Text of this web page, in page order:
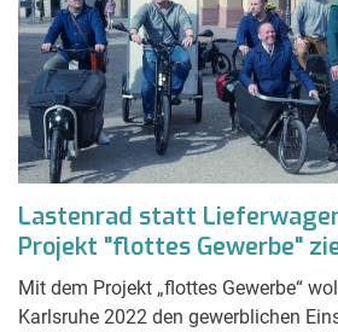
Lastenrad statt
Projekt "flottes Gewerbe"
Mit dem Projekt „flottes Gewerbe“
Karlsruhe 2022 den gewerblichen